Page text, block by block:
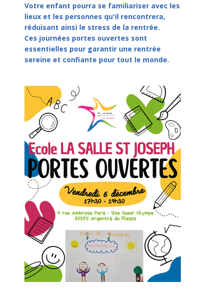
Votre enfant pourra se familiariser avec les
lieux et les personnes qu'il rencontrera,
réduisant ainsi le stress de la rentrée.
Ces journées portes ouvertes sont
essentielles pour garantir une rentrée
sereine et confiante pour tout le monde.